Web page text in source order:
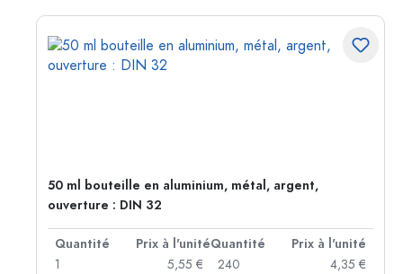
50 ml bouteille en aluminium, métal, argent,
ouverture : DIN 32
Quantité Prix à l'unitéQuantité
Prix à l'unité
1
5,55 €
240
4,35 €